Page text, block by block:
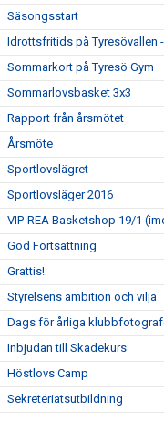
Säsongsstart
Idrottsfritids på Tyresövallen
Sommarkort på Tyresö Gym
Sommarlovsbasket 3x3
Rapport från årsmötet
Årsmöte
Sportlovslägret
Sportlovsläger 2016
VIP-REA Basketshop 19/1
God Fortsättning
Grattis!
Styrelsens ambition och vilja
Dags för årliga
Inbjudan till Skadekurs
Höstlovs Camp
Sekreteriatsutbildning